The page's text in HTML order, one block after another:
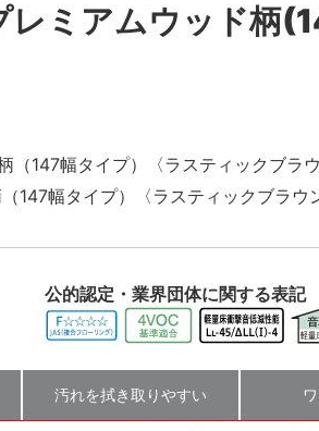
レミアムウッド柄
147幅タイプ）〈ラスティックブラウ
公的認定・業界団体に関する表記
汚れを拭き取りやすい